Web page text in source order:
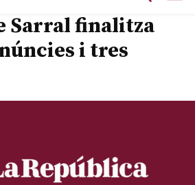
Sarral finalitza
i tres